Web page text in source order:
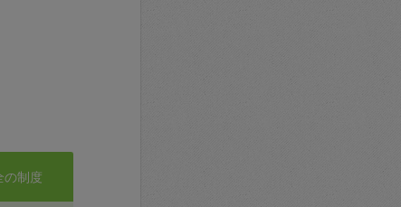
の制度